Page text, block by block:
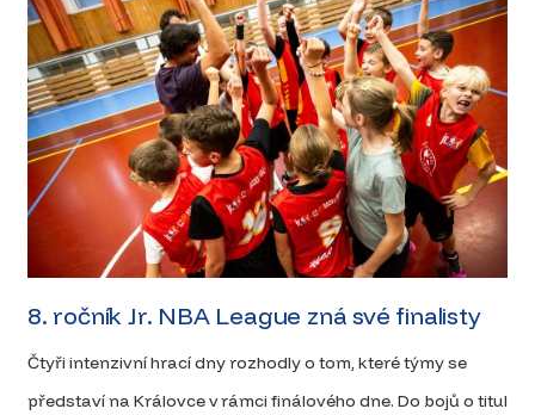
8. ročník Jr. NBA League zná své finalisty
Čtyři intenzivní hrací dny rozhodly o tom, které týmy se
představí na Královce v rámci finálového dne. Do bojů o titul